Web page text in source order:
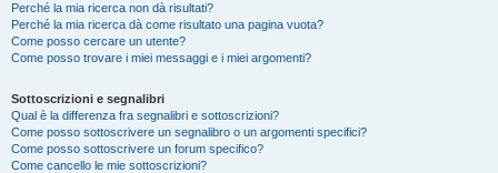
Perché la mia ricerca non dà risultati?
Perché la mia ricerca dà come risultato una pagina vuota?
Come posso cercare un utente?
Come posso trovare i miei messaggi e i miei argomenti?
Sottoscrizioni e segnalibri
Qual è la differenza fra segnalibri e sottoscrizioni?
Come posso sottoscrivere un segnalibro o un argomenti specifici?
Come posso sottoscrivere un forum specifico?
Come cancello le mie sottoscrizioni?